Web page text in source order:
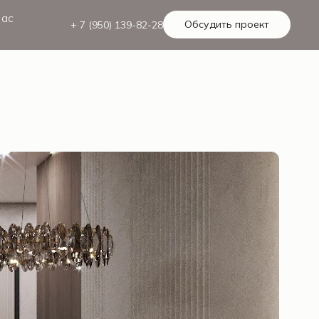
+ 7 (950) 139-82-28 Обсудить проект